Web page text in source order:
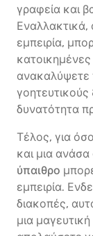
γραφεία και
Εναλλακτικά,
εμπειρία,
ανακαλύψετε
δυνατότητα
Τέλος, για
και μια
ύπαιθρο
εμπειρία.
διακοπές,
μια